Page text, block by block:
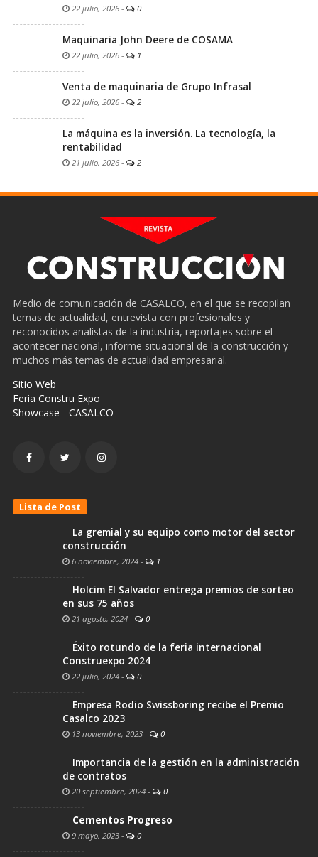
22 julio, 2026 - 0
Maquinaria John Deere de COSAMA
22 julio, 2026 - 1
Venta de maquinaria de Grupo Infrasal
22 julio, 2026 - 2
La máquina es la inversión. La tecnología, la
rentabilidad
21 julio, 2026 - 2
Medio de comunicación de CASALCO, en el que se recopilan
temas de actualidad, entrevista con profesionales y
reconocidos analistas de la industria, reportajes sobre el
acontecer nacional, informe situacional de la construcción y
muchos más temas de actualidad empresarial.
Sitio Web
Feria Constru Expo
Showcase - CASALCO
Lista de Post
La gremial y su equipo como motor del sector
construcción
6 noviembre, 2024 - 1
Holcim El Salvador entrega premios de sorteo
en sus 75 años
21 agosto, 2024 - 0
Éxito rotundo de la feria internacional
Construexpo 2024
22 julio, 2024 - 0
Empresa Rodio Swissboring recibe el Premio
Casalco 2023
13 noviembre, 2023 - 0
Importancia de la gestión en la administración
de contratos
20 septiembre, 2024 - 0
Cementos Progreso
9 mayo, 2023 - 0